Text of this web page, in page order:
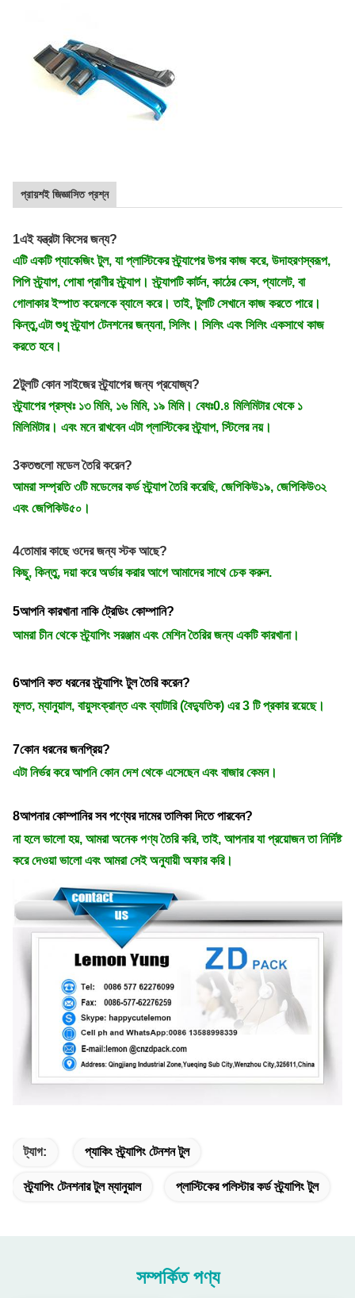
প্রায়শই জিজ্ঞাসিত প্রশ্ন
1এই যন্ত্রটা কিসের জন্য?
এটি একটি প্যাকেজিং টুল, যা প্লাস্টিকের স্ট্র্যাপের উপর কাজ করে, উদাহরণস্বরূপ,
পিপি স্ট্র্যাপ, পোষা প্রাণীর স্ট্র্যাপ। স্ট্র্যাপটি কার্টন, কাঠের কেস, প্যালেট, বা
গোলাকার ইস্পাত কয়েলকে ব্যালে করে। তাই, টুলটি সেখানে কাজ করতে পারে।
কিন্তু,এটা শুধু স্ট্র্যাপ টেনশনের জন্যনা, সিলিং। সিলিং এবং সিলিং একসাথে কাজ
করতে হবে।
2টুলটি কোন সাইজের স্ট্র্যাপের জন্য প্রযোজ্য?
স্ট্র্যাপের প্রস্থঃ ১৩ মিমি, ১৬ মিমি, ১৯ মিমি। বেধঃ0.৪ মিলিমিটার থেকে ১
মিলিমিটার। এবং মনে রাখবেন এটা প্লাস্টিকের স্ট্র্যাপ, স্টিলের নয়।
3কতগুলো মডেল তৈরি করেন?
আমরা সম্প্রতি ৩টি মডেলের কর্ড স্ট্র্যাপ তৈরি করেছি, জেপিকিউ১৯, জেপিকিউ৩২
এবং জেপিকিউ৫০।
4তোমার কাছে ওদের জন্য স্টক আছে?
কিছু, কিন্তু, দয়া করে অর্ডার করার আগে আমাদের সাথে চেক করুন.
5আপনি কারখানা নাকি ট্রেডিং কোম্পানি?
আমরা চীন থেকে স্ট্র্যাপিং সরঞ্জাম এবং মেশিন তৈরির জন্য একটি কারখানা।
6আপনি কত ধরনের স্ট্র্যাপিং টুল তৈরি করেন?
মূলত, ম্যানুয়াল, বায়ুসংক্রান্ত এবং ব্যাটারি (বৈদ্যুতিক) এর 3 টি প্রকার রয়েছে।
7কোন ধরনের জনপ্রিয়?
এটা নির্ভর করে আপনি কোন দেশ থেকে এসেছেন এবং বাজার কেমন।
8আপনার কোম্পানির সব পণ্যের দামের তালিকা দিতে পারবেন?
না হলে ভালো হয়, আমরা অনেক পণ্য তৈরি করি, তাই, আপনার যা প্রয়োজন তা নির্দিষ্ট
করে দেওয়া ভালো এবং আমরা সেই অনুযায়ী অফার করি।
ট্যাগ: প্যাকিং স্ট্র্যাপিং টেনশন টুল
স্ট্র্যাপিং টেনশনার টুল ম্যানুয়াল প্লাস্টিকের পলিস্টার কর্ড স্ট্র্যাপিং টুল
সম্পর্কিত পণ্য